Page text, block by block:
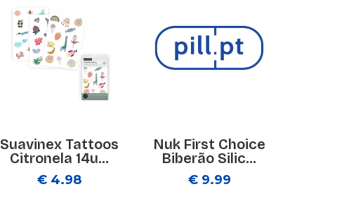
Suavinex Tattoos
Citronela 14u...
€ 4.98
Nuk First Choice
Biberão Silic...
€ 9.99